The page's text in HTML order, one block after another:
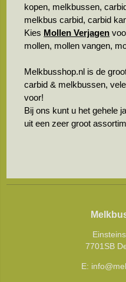
kopen, melkbussen,
melkbus carbid, carbid
Kies Mollen Verjagen
mollen, mollen vangen,
Melkbusshop.nl is de
carbid & melkbussen,
voor!
Bij ons kunt u het gehele
uit een zeer groot
7701SB
E: